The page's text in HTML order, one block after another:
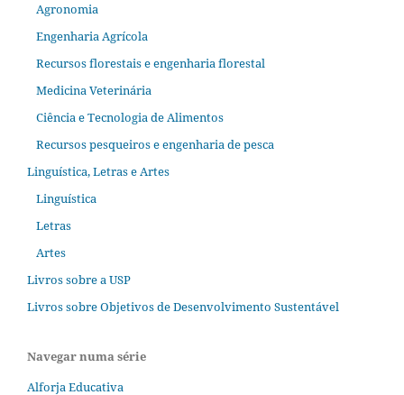
Agronomia
Engenharia Agrícola
Recursos florestais e engenharia florestal
Medicina Veterinária
Ciência e Tecnologia de Alimentos
Recursos pesqueiros e engenharia de pesca
Linguística, Letras e Artes
Linguística
Letras
Artes
Livros sobre a USP
Livros sobre Objetivos de Desenvolvimento Sustentável
Navegar numa série
Alforja Educativa